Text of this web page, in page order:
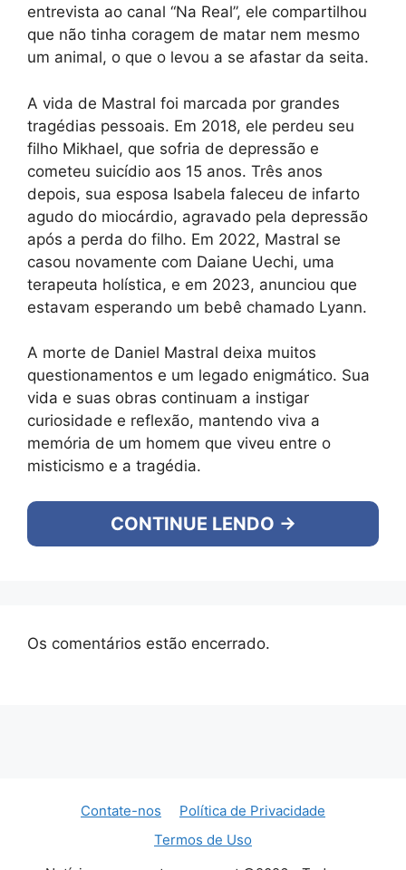
entrevista ao canal “Na Real”, ele compartilhou
que não tinha coragem de matar nem mesmo
um animal, o que o levou a se afastar da seita.
A vida de Mastral foi marcada por grandes
tragédias pessoais. Em 2018, ele perdeu seu
filho Mikhael, que sofria de depressão e
cometeu suicídio aos 15 anos. Três anos
depois, sua esposa Isabela faleceu de infarto
agudo do miocárdio, agravado pela depressão
após a perda do filho. Em 2022, Mastral se
casou novamente com Daiane Uechi, uma
terapeuta holística, e em 2023, anunciou que
estavam esperando um bebê chamado Lyann.
A morte de Daniel Mastral deixa muitos
questionamentos e um legado enigmático. Sua
vida e suas obras continuam a instigar
curiosidade e reflexão, mantendo viva a
memória de um homem que viveu entre o
misticismo e a tragédia.
CONTINUE LENDO →
Os comentários estão encerrado.
Contate-nos
Política de Privacidade
Termos de Uso